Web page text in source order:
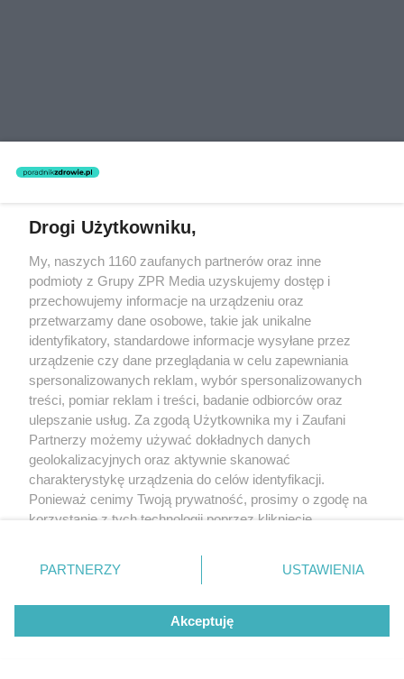
O autorze
Lek. Tomasz Nęcki
Absolwent kierunku lekarskiego na Uniwersytecie
Medycznym w Poznaniu. Wielbiciel polskiego morza
(najchętniej przechadzający się jego brzegiem ze
słuchawkami w uszach), kotów oraz książek. W pracy z
zawsze ich wysłuchać i poświęcić im tyle czasu, ile
potrzebują.
Czytaj więcej artykułów tego autora
Drogi Użytkowniku,
My, naszych 1160 zaufanych partnerów oraz inne
podmioty z Grupy ZPR Media uzyskujemy dostęp i
przechowujemy informacje na urządzeniu oraz
przetwarzamy dane osobowe, takie jak unikalne
identyfikatory, standardowe informacje wysyłane przez
urządzenie czy dane przeglądania w celu zapewniania
spersonalizowanych reklam, wybór spersonalizowanych
treści, pomiar reklam i treści, badanie odbiorców oraz
ulepszanie usług. Za zgodą Użytkownika my i Zaufani
Partnerzy możemy używać dokładnych danych
geolokalizacyjnych oraz aktywnie skanować
charakterystykę urządzenia do celów identyfikacji.
Ponieważ cenimy Twoją prywatność, prosimy o zgodę na
korzystanie z tych technologii poprzez kliknięcie
zmienić/wycofać klikając przycisk ustawień prywatności
znajdujący się w lewym dolnym rogu strony
rodzaje przetwarzania danych nie wymagają zgody
użytkownika, ale masz prawo sprzeciwić się takiemu
przetwarzaniu. Preferencje będą miały zastosowanie tylko
PARTNERZY USTAWIENIA
Akceptuję